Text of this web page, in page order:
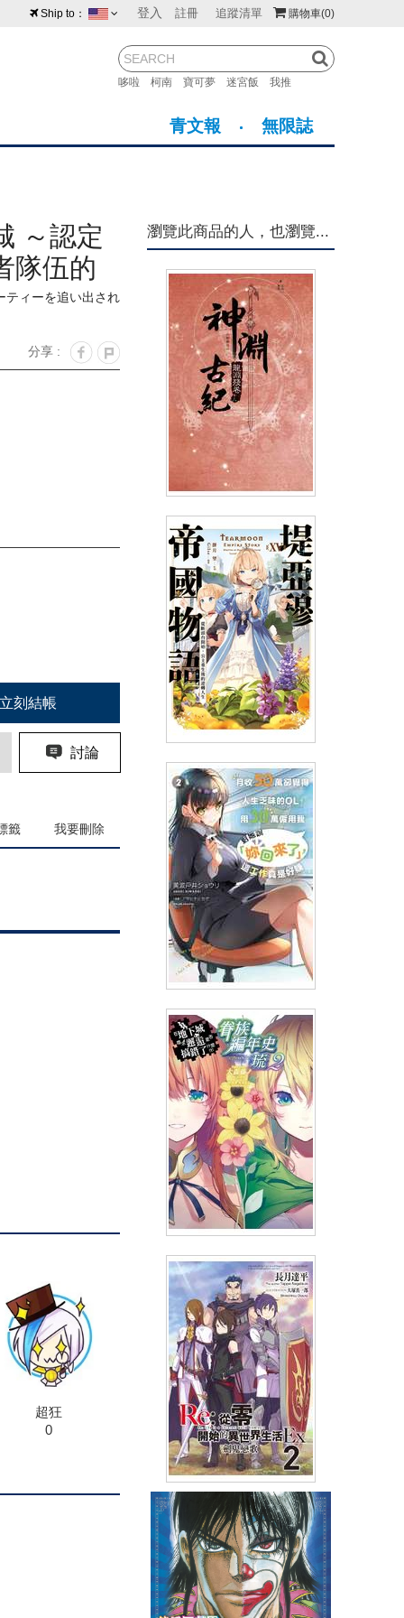
購物車(0)
登入 註冊 追蹤清單
哆啦 柯南 寶可夢 迷宮飯 我推
Ship to：
紐西蘭 馬來西亞
澳門 菲律賓
青文報 無限誌
～認定
隊伍的
最高幹
ティーを追い出され
分享 :
立刻結帳
討論
籤 我要刪除
超狂
0
瀏覽此商品的人，也瀏覽...
神淵古紀 三部曲之二 龍淵殘卷
(上)
NT$260 90折 NT$234 (USD7.77)
輕小說 堤亞穆帝國物語(15)～從
斷頭台開始，公主重生後的逆轉
人生～
NT$240 90折 NT$216 (USD7.17)
輕小說 月收50萬卻覺得人生乏
味的OL，用30萬僱用我對她說
「妳回來了」，這工作真是好賺
(02)
NT$240 90折 NT$216 (USD7.17)
輕小說 在地下城尋求邂逅是否
搞錯了什麼 眷族編年史 episode
琉(02)
NT$240 90折 NT$216 (USD7.17)
輕小說 Re:從零開始的異世界生
活Ex(02)劍鬼戀歌 會場限定版
NT$399 (USD13.25)